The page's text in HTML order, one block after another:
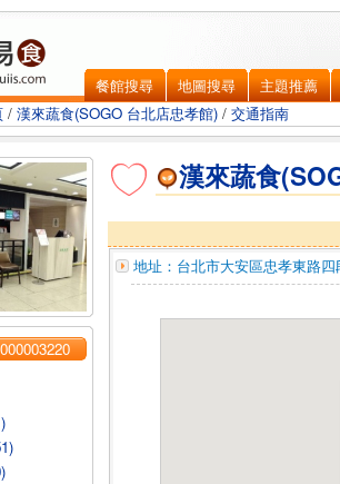
餐館搜尋 地圖搜尋
主題推薦
/ 漢來蔬食(SOGO 台北店忠孝館) / 交通指南
000003220
漢來蔬食
地址： 台北市大安區忠孝東路四